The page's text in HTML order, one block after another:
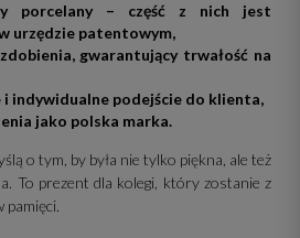
porcelany – część z nich jest
urzędzie patentowym,
gwarantujący trwałość na
i indywidualne podejście do klienta,
jako polska marka.
o tym, by była nie tylko piękna, ale też
To prezent dla kolegi, który zostanie z
pamięci.